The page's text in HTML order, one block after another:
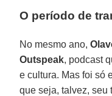
O período de
No mesmo ano,
Outspeak, podcast
e cultura. Mas foi só
que seja, talvez, seu